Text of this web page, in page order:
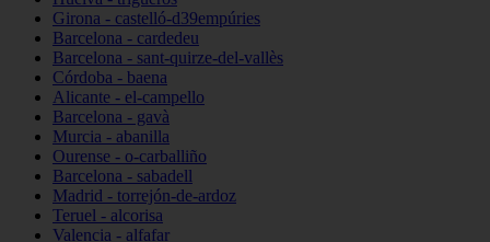
Girona - castelló-d39empúries
Barcelona - cardedeu
Barcelona - sant-quirze-del-vallès
Córdoba - baena
Alicante - el-campello
Barcelona - gavà
Murcia - abanilla
Ourense - o-carballiño
Barcelona - sabadell
Madrid - torrejón-de-ardoz
Teruel - alcorisa
Valencia - alfafar